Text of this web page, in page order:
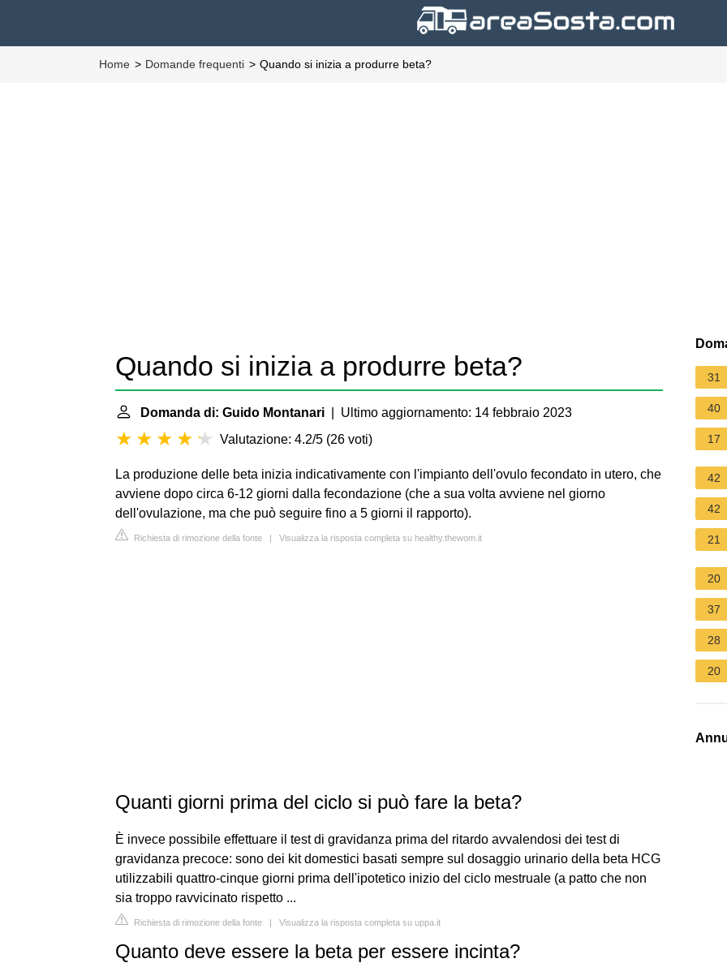
Home Domande frequenti Quando si inizia a produrre beta?
Quando si inizia a produrre beta?
Domanda di: Guido Montanari | Ultimo aggiornamento: 14 febbraio 2023
Valutazione: 4.2/5 (26 voti)
La produzione delle beta inizia indicativamente con l'impianto dell'ovulo fecondato in utero, che
avviene dopo circa 6-12 giorni dalla fecondazione (che a sua volta avviene nel giorno
dell'ovulazione, ma che può seguire fino a 5 giorni il rapporto).
Richiesta di rimozione della fonte | Visualizza la risposta completa su healthy.thewom.it
Quanti giorni prima del ciclo si può fare la beta?
È invece possibile effettuare il test di gravidanza prima del ritardo avvalendosi dei test di
gravidanza precoce: sono dei kit domestici basati sempre sul dosaggio urinario della beta HCG
utilizzabili quattro-cinque giorni prima dell'ipotetico inizio del ciclo mestruale (a patto che non
sia troppo ravvicinato rispetto ...
Richiesta di rimozione della fonte | Visualizza la risposta completa su uppa.it
Quanto deve essere la beta per essere incinta?
31
40
17
42
42
21
20
37
28
20